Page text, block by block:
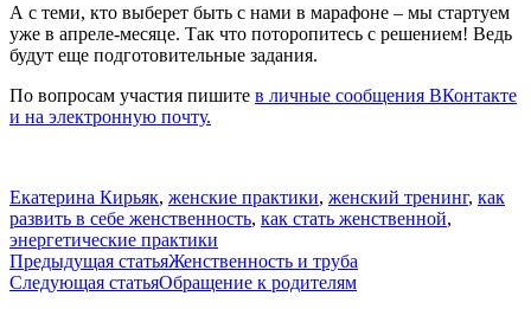
А с теми, кто выберет быть с нами в марафоне – мы стартуем
уже в апреле-месяце. Так что поторопитесь с решением! Ведь
будут еще подготовительные задания.
По вопросам участия пишите в личные сообщения ВКонтакте
и на электронную почту.
Екатерина Кирьяк, женские практики, женский тренинг, как
развить в себе женственность, как стать женственной,
энергетические практики
Навигация
по
Предыдущая статьяЖенственность и труба
Следующая статьяОбращение к родителям